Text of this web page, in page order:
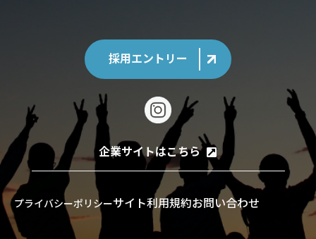
採用エントリー
企業サイトはこちら
プライバシーポリシーサイト利用規約お問い合わせ